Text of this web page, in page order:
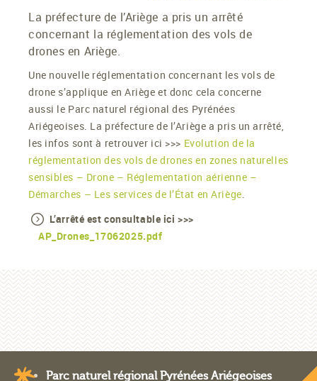
La préfecture de l’Ariège a pris un arrêté
concernant la réglementation des vols de
drones en Ariège.
Une nouvelle réglementation concernant les vols de
drone s’applique en Ariège et donc cela concerne
aussi le Parc naturel régional des Pyrénées
Ariégeoises. La préfecture de l’Ariège a pris un arrêté,
les infos sont à retrouver ici >>> Evolution de la
réglementation des vols de drones en zones naturelles
sensibles – Drone – Réglementation aérienne –
Démarches – Les services de l’État en Ariège
L’arrêté est consultable ici >>>
AP_Drones_17062025.pdf
Parc naturel régional Pyrénées Ariégeoises